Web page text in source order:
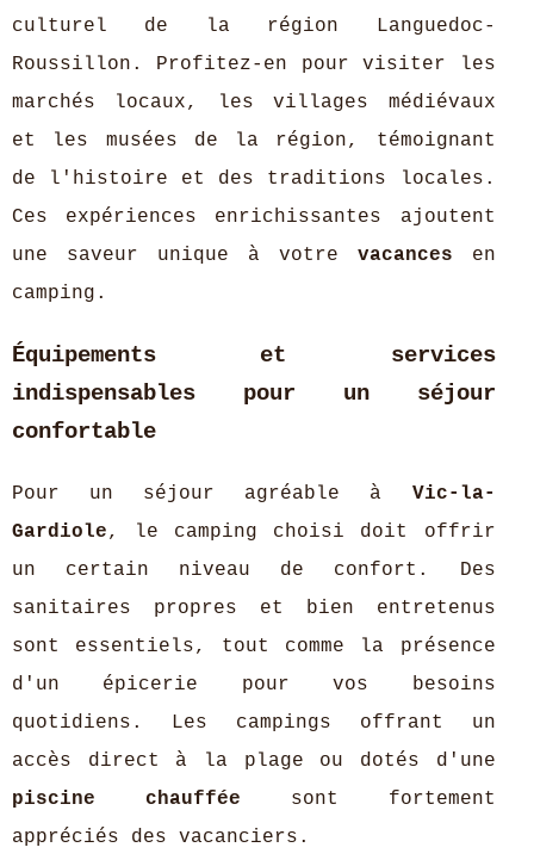
culturel de la région Languedoc-
Roussillon. Profitez-en pour visiter les
marchés locaux, les villages médiévaux
et les musées de la région, témoignant
de l'histoire et des traditions locales.
Ces expériences enrichissantes ajoutent
une saveur unique à votre vacances en
camping.
Équipements et services
indispensables pour un séjour
confortable
Pour un séjour agréable à Vic-la-
Gardiole, le camping choisi doit offrir
un certain niveau de confort. Des
sanitaires propres et bien entretenus
sont essentiels, tout comme la présence
d'un épicerie pour vos besoins
quotidiens. Les campings offrant un
accès direct à la plage ou dotés d'une
piscine chauffée sont fortement
appréciés des vacanciers.